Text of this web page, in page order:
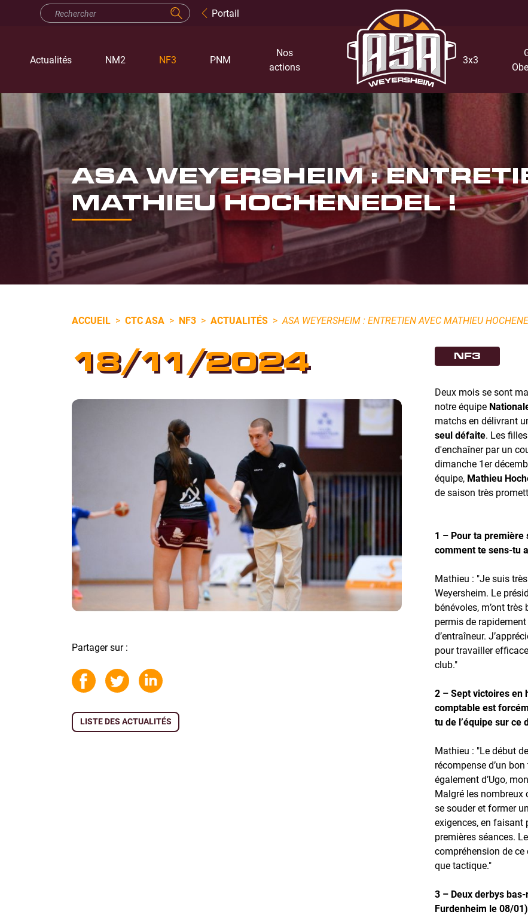
Portail
Actualités NM2 NF3 PNM
Nos
actions
3x3
ASA WEYERSHEIM :
MATHIEU HOCHENEDEL !
ACCUEIL > CTC ASA > NF3 > ACTUALITÉS > ASA WEYERSHEIM : ENTRETIEN AVEC MATHIEU
18/11/2024
Partager sur :
LISTE DES ACTUALITÉS
NF3
Deux mois se sont
notre équipe
matchs en délivrant
seul défaite. Les
d'enchaîner par un
dimanche 1er
équipe, Mathieu
de saison très
1 – Pour ta première
comment te sens-tu
Mathieu : "Je suis
Weyersheim. Le
bénévoles, m’ont
permis de
d’entraîneur.
pour travailler
club."
2 – Sept victoires en
comptable est
tu de l’équipe sur ce
Mathieu : "Le début
récompense d’un
également d’Ugo,
Malgré les nombreux
se souder et former
exigences, en faisant
premières séances.
compréhension de ce
que tactique."
3 – Deux derbys
Furdenheim le 08/